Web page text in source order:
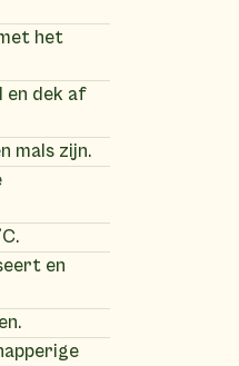
het
en dek af
mals zijn.
en